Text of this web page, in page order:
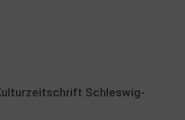
Schleswig-